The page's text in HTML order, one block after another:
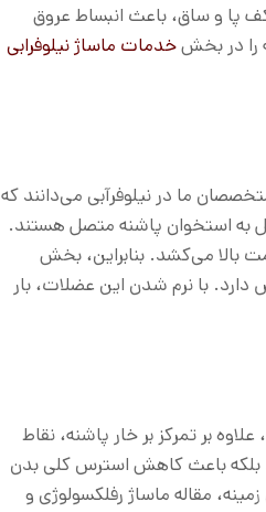
پا و ساق، باعث انبساط عروق
را در بخشخدمات ماساژ نیلوفرابی
ما در نیلوفرآبی می‌دانند که
به استخوان پاشنه متصل هستند.
بالا می‌کشد. بنابراین، بخش
با نرم شدن این عضلات، بار
بر تمرکز بر خار پاشنه، نقاط
بلکه باعث کاهش استرس کلی بدن
مقاله ماساژ رفلکسولوژی و